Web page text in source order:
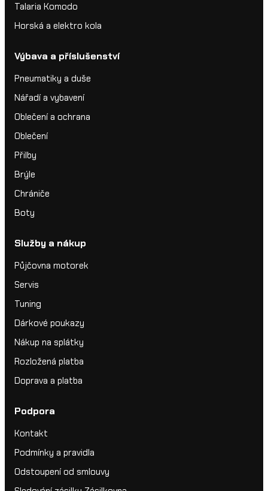
Talaria Komodo
Horská a elektro kola
Výbava a příslušenství
Pneumatiky a duše
Nářadí a vybavení
Oblečení a ochrana
Oblečení
Přilby
Brýle
Chrániče
Boty
Služby a nákup
Půjčovna motorek
Servis
Tuning
Dárkové poukazy
Nákup na splátky
Rozložená platba
Doprava a platba
Podpora
Kontakt
Podmínky a pravidla
Odstoupení od smlouvy